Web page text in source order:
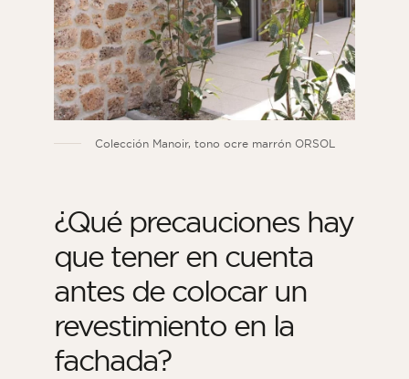
Colección Manoir, tono ocre marrón ORSOL
¿Qué precauciones hay
que tener en cuenta
antes de colocar un
revestimiento en la
fachada?